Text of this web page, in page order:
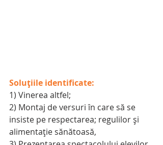
Soluțiile identificate:
1) Vinerea altfel;
2) Montaj de versuri în care să se
insiste pe respectarea; regulilor și
alimentație sănătoasă,